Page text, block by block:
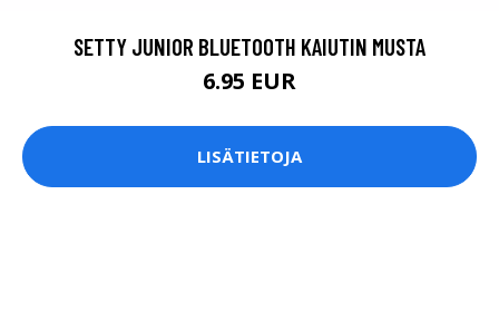
SETTY JUNIOR BLUETOOTH KAIUTIN MUSTA
6.95 EUR
LISÄTIETOJA